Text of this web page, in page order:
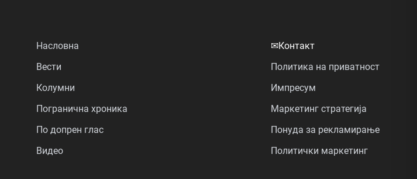
Насловна
Вести
Колумни
Погранична хроника
По допрен глас
Видео
✉Контакт
Политика на приватност
Импресум
Маркетинг стратегија
Понуда за рекламирање
Политички маркетинг